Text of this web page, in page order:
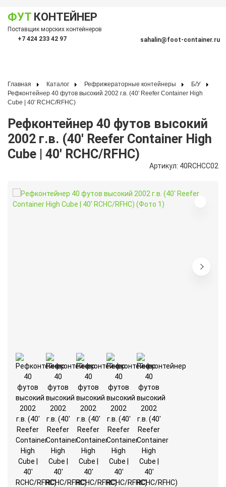
ФУТ КОНТЕЙНЕР
Поставщик морских контейнеров
+7 424 233 42 97
sahalin@foot-container.ru
Главная Каталог Рефрижераторные контейнеры
Б/У
Рефконтейнер 40 футов высокий 2002 г.в. (40′ Reefer Container High
Cube | 40′ RCHC/RFHC)
Рефконтейнер 40 футов высокий
2002 г.в. (40′ Reefer Container High
Cube | 40′ RCHC/RFHC)
Артикул: 40RCHCC02
меню